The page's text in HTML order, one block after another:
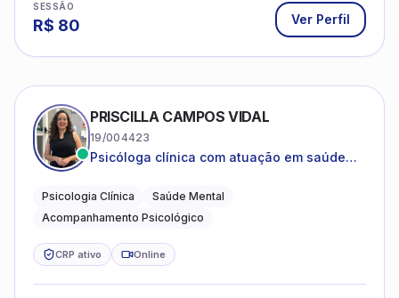
SESSÃO
R$ 80 Ver Perfil
PRISCILLA CAMPOS VIDAL
19/004423
Psicóloga clínica com atuação em saúde
Psicologia Clínica
Saúde Mental
Acompanhamento Psicológico
CRP ativo Online